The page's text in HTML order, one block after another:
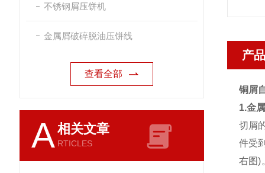
不锈钢屑压饼机
金属屑破碎脱油压饼线
查看全部
A相关文章
RTICLES
产
铜屑
1.金
切屑
件受
右图)